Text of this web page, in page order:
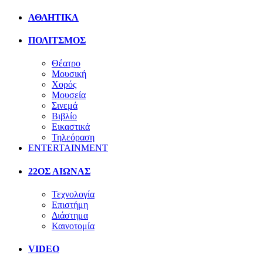
ΑΘΛΗΤΙΚΑ
ΠΟΛΙΤΣΜΟΣ
Θέατρο
Μουσική
Χορός
Μουσεία
Σινεμά
Βιβλίο
Εικαστικά
Τηλεόραση
ENTERTAINMENT
22ΟΣ ΑΙΩΝΑΣ
Τεχνολογία
Επιστήμη
Διάστημα
Καινοτομία
VIDEO